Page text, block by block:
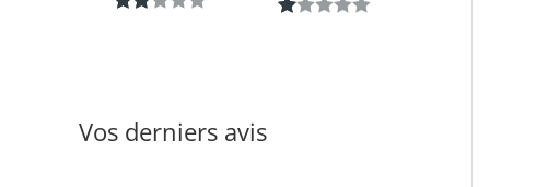
bas
Vos derniers avis